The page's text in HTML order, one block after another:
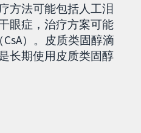
方法可能包括人工泪
眼症，治疗方案可能
）。皮质类固醇滴
长期使用皮质类固醇